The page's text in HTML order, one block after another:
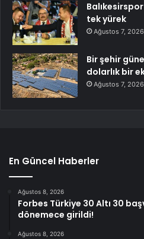
tek yürek
Ağustos 7, 2026
Bir şehir
dolarlık bir
Ağustos 7, 2026
En Güncel Haberler
Ağustos 8, 2026
Forbes Türkiye 30 Altı 30
dönemece girildi!
Ağustos 8, 2026